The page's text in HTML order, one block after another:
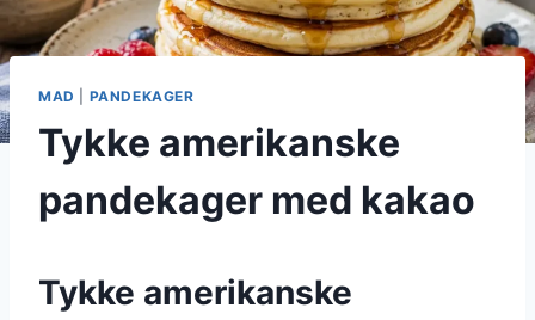
MAD PANDEKAGER
Tykke amerikanske
pandekager med kakao
Tykke amerikanske